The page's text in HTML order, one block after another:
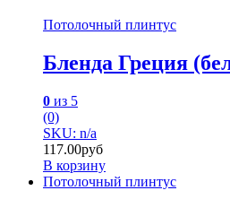
Потолочный плинтус
Бленда Греция
0 из 5
(0)
SKU: n/a
117.00руб
В корзину
Потолочный плинтус